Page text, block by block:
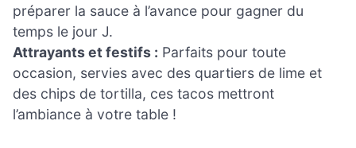
préparer la sauce à l’avance pour gagner du
temps le jour J.
Attrayants et festifs : Parfaits pour toute
occasion, servies avec des quartiers de lime et
des chips de tortilla, ces tacos mettront
l’ambiance à votre table !